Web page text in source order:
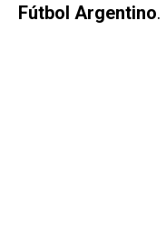
Fútbol Argentino.